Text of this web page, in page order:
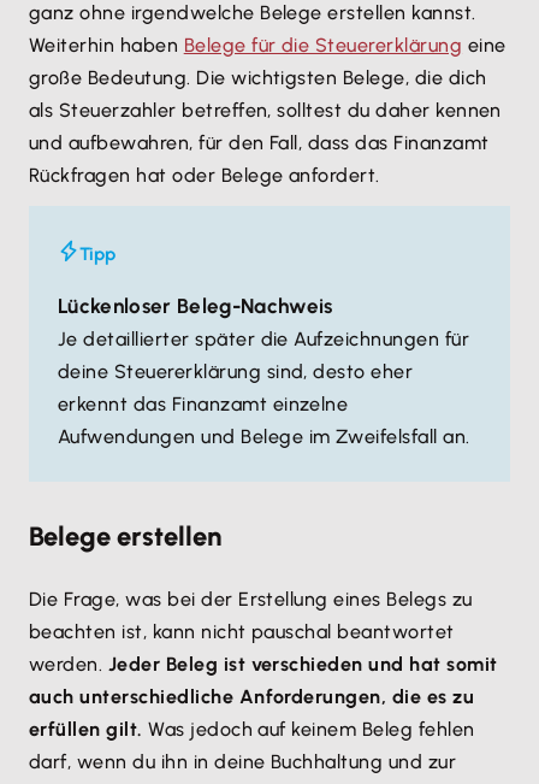
ganz ohne irgendwelche Belege erstellen kannst.
Weiterhin haben Belege für die Steuererklärung eine
große Bedeutung. Die wichtigsten Belege, die dich
als Steuerzahler betreffen, solltest du daher kennen
und aufbewahren, für den Fall, dass das Finanzamt
Rückfragen hat oder Belege anfordert.
Tipp
Lückenloser Beleg-Nachweis
Je detaillierter später die Aufzeichnungen für
deine Steuererklärung sind, desto eher
erkennt das Finanzamt einzelne
Aufwendungen und Belege im Zweifelsfall an.
Belege erstellen
Die Frage, was bei der Erstellung eines Belegs zu
beachten ist, kann nicht pauschal beantwortet
werden. Jeder Beleg ist verschieden und hat somit
auch unterschiedliche Anforderungen, die es zu
erfüllen gilt. Was jedoch auf keinem Beleg fehlen
darf, wenn du ihn in deine Buchhaltung und zur